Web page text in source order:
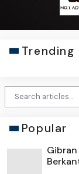
Trending
Popular
Gibran